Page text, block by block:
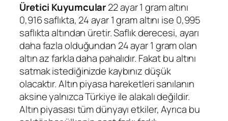
Üretici Kuyumcular22 ayar 1 gram altını
0,916 saflıkta, 24 ayar 1 gram altını ise 0,995
saflıkta altından üretir. Saflık derecesi, ayarı
daha fazla olduğundan 24 ayar 1 gram olan
altın az farkla daha pahalıdır. Fakat bu altını
satmak istediğinizde kaybınız düşük
olacaktır. Altın piyasa hareketleri sanılanın
aksine yalnızca Türkiye ile alakalı değildir.
Altın piyasası tüm dünyayı etkiler, Ayrıca bu